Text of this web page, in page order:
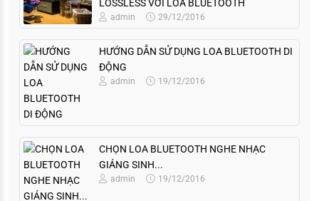
LOSSLESS VỚI LOA BLUETOOTH
admin 29/12/2016
HƯỚNG DẪN SỬ DỤNG LOA BLUETOOTH DI
ĐỘNG
admin 19/12/2016
CHỌN LOA BLUETOOTH NGHE NHẠC
GIÁNG SINH...
admin 19/12/2016